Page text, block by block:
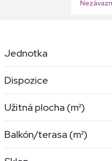
Jednotka
Dispozice
Užitná plocha (m²)
Balkón/terasa (m²)